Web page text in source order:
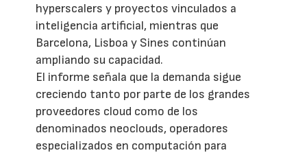
hyperscalers y proyectos vinculados a
inteligencia artificial, mientras que
Barcelona, Lisboa y Sines continúan
ampliando su capacidad.
El informe señala que la demanda sigue
creciendo tanto por parte de los grandes
proveedores cloud como de los
denominados neoclouds, operadores
especializados en computación para